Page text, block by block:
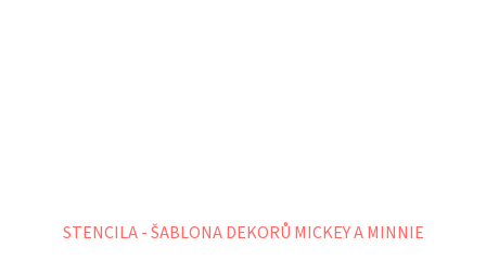
STENCILA - ŠABLONA DEKORŮ MICKEY A MINNIE